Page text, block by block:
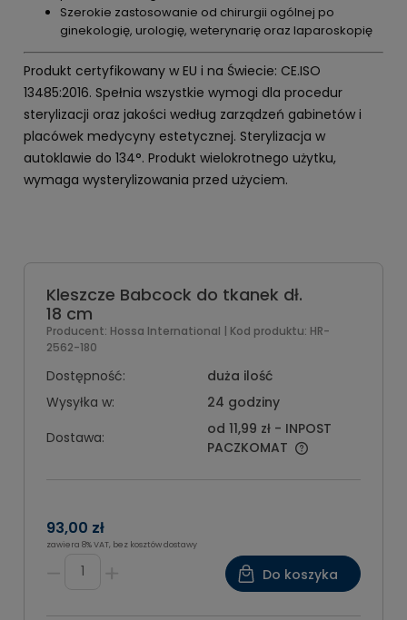
Szerokie zastosowanie od chirurgii ogólnej po
ginekologię, urologię, weterynarię oraz laparoskopię
Produkt certyfikowany w EU i na Świecie: CE.ISO
13485:2016. Spełnia wszystkie wymogi dla procedur
sterylizacji oraz jakości według zarządzeń gabinetów i
placówek medycyny estetycznej. Sterylizacja w
autoklawie do 134°. Produkt wielokrotnego użytku,
wymaga wysterylizowania przed użyciem.
Kleszcze Babcock do tkanek dł.
18 cm
Producent: Hossa International | Kod produktu: HR-
2562-180
Dostępność:
duża ilość
Wysyłka w:
24 godziny
Dostawa:
od 11,99 zł - INPOST
PACZKOMAT
93,00 zł
zawiera 8% VAT, bez kosztów dostawy
Do koszyka